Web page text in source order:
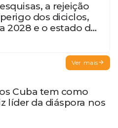
a rejeição
dos diciclos,
2028 e o estado de
Ver mais
Cuba tem como
líder da diáspora nos